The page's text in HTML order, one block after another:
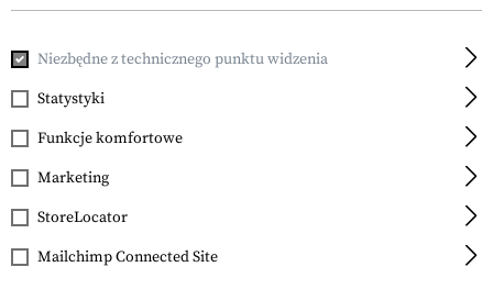
Magpul
MBUS Pro LR Adjustable
Rear Sight
Niezbędne z technicznego punktu widzenia
Statystyki
Funkcje komfortowe
Marketing
StoreLocator
Mailchimp Connected Site